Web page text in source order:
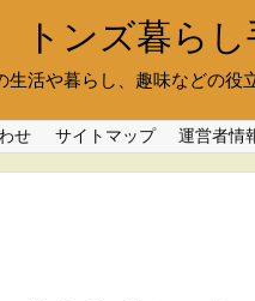
トンズ暮ら
生活や暮らし、趣味などの役
せ サイトマップ 運営者情